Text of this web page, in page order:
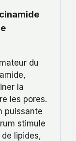
du
la
les pores.
puissante
stimule
lipides,